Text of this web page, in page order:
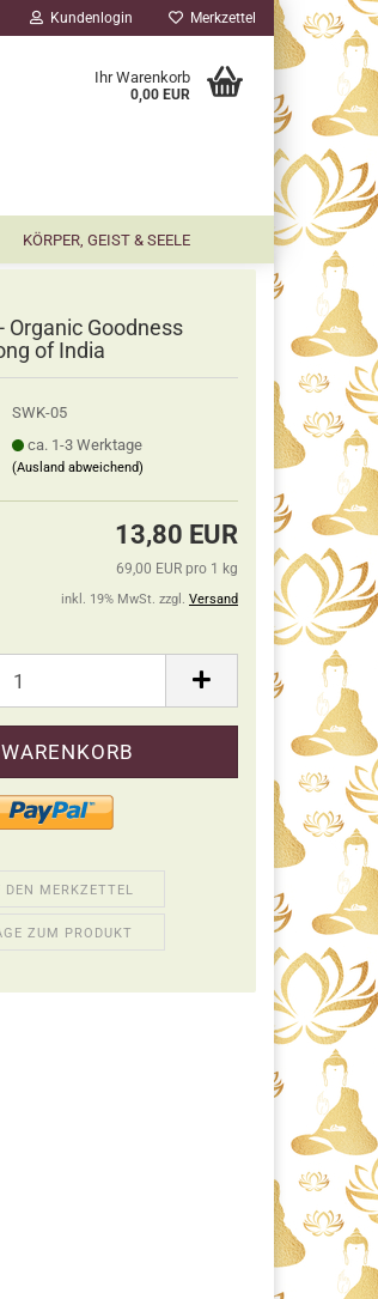
Kundenlogin Merkzettel
Ihr Warenkorb
0,00 EUR
KÖRPER, GEIST & SEELE
Organic Goodness
of India
SWK-05
ca. 1-3 Werktage
(Ausland abweichend)
13,80 EUR
69,00 EUR pro 1 kg
inkl. 19% MwSt. zzgl. Versand
DEN MERKZETTEL
ZUM PRODUKT